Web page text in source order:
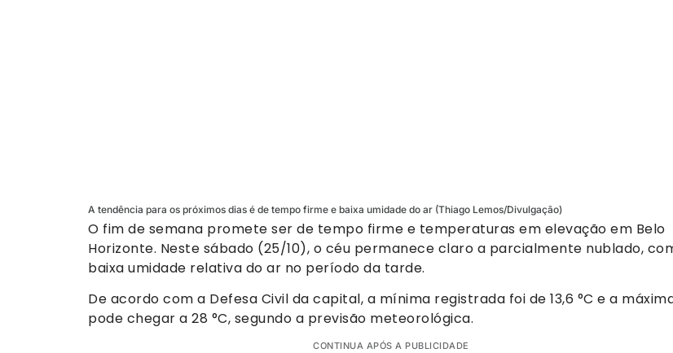
A tendência para os próximos dias é de tempo firme e baixa umidade do ar (Thiago Lemos/Divulgação)
O fim de semana promete ser de tempo firme e temperaturas em elevação em Belo
Horizonte. Neste sábado (25/10), o céu permanece claro a parcialmente nublado,
baixa umidade relativa do ar no período da tarde.
De acordo com a Defesa Civil da capital, a mínima registrada foi de 13,6 °C e a
pode chegar a 28 °C, segundo a previsão meteorológica.
CONTINUA APÓS A PUBLICIDADE